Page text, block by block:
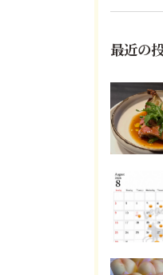
最近の